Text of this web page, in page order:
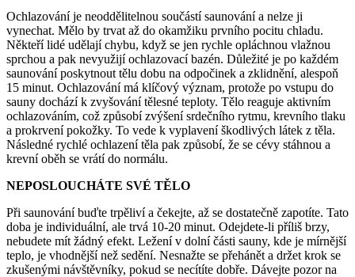
Ochlazování je neoddělitelnou součástí saunování a nelze ji
vynechat. Mělo by trvat až do okamžiku prvního pocitu chladu.
Někteří lidé udělají chybu, když se jen rychle opláchnou vlažnou
sprchou a pak nevyužijí ochlazovací bazén. Důležité je po každém
saunování poskytnout tělu dobu na odpočinek a zklidnění, alespoň
15 minut. Ochlazování má klíčový význam, protože po vstupu do
sauny dochází k zvyšování tělesné teploty. Tělo reaguje aktivním
ochlazováním, což způsobí zvýšení srdečního rytmu, krevního tlaku
a prokrvení pokožky. To vede k vyplavení škodlivých látek z těla.
Následné rychlé ochlazení těla pak způsobí, že se cévy stáhnou a
krevní oběh se vrátí do normálu.
NEPOSLOUCHÁTE SVÉ TĚLO
Při saunování buďte trpěliví a čekejte, až se dostatečně zapotíte. Tato
doba je individuální, ale trvá 10-20 minut. Odejdete-li příliš brzy,
nebudete mít žádný efekt. Ležení v dolní části sauny, kde je mírnější
teplo, je vhodnější než sedění. Nesnažte se přehánět a držet krok se
zkušenými návštěvníky, pokud se necítíte dobře. Dávejte pozor na